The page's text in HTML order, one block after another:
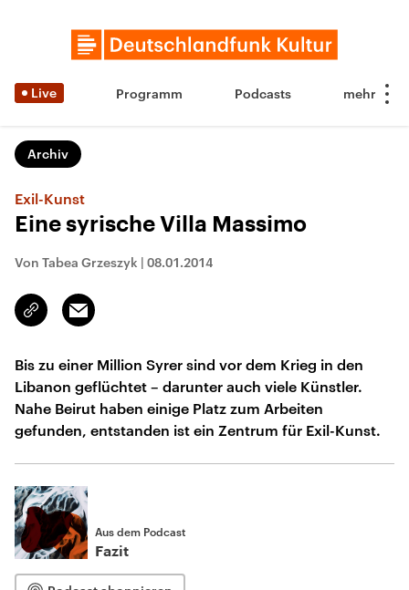
Live Programm Podcasts
Archiv
Exil-Kunst
Eine syrische Villa Massimo
Von Tabea Grzeszyk | 08.01.2014
Link
kopieren/teilen
Email
Bis zu einer Million Syrer sind vor dem Krieg in den
Libanon geflüchtet – darunter auch viele Künstler.
Nahe Beirut haben einige Platz zum Arbeiten
gefunden, entstanden ist ein Zentrum für Exil-Kunst.
Aus dem Podcast
Fazit